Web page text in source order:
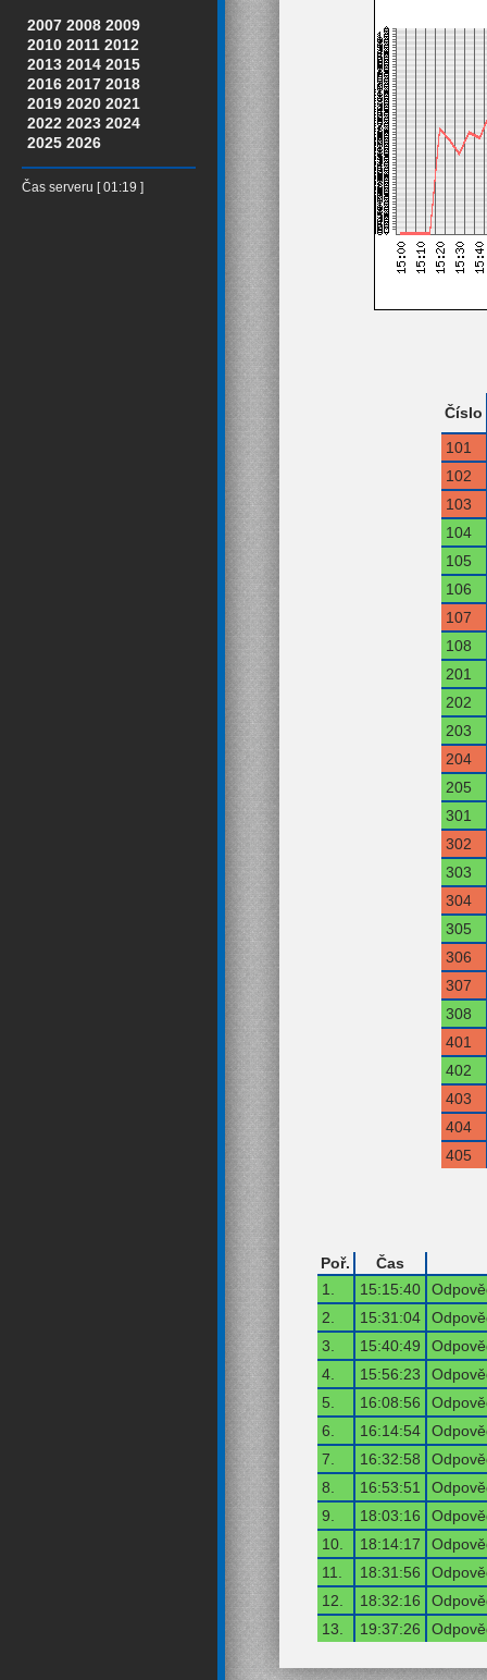
2007 2008 2009
2010 2011 2012
2013 2014 2015
2016 2017 2018
2019 2020 2021
2022 2023 2024
2025 2026
Čas serveru [ 01:19 ]
Číslo
101
102
103
104
105
106
107
108
201
202
203
204
205
301
302
303
304
305
306
307
308
401
402
403
404
405
Poř.
Čas
1.
15:15:40
2.
15:31:04
3.
15:40:49
4.
15:56:23
5.
16:08:56
6.
16:14:54
7.
16:32:58
8.
16:53:51
9.
18:03:16
10.
18:14:17
11.
18:31:56
12.
18:32:16
13.
19:37:26